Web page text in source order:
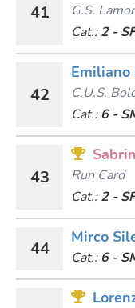
41
G.s.
Cat.: 2 -
42
C.u.s.
Cat.: 6 -
43
Run Card
Cat.: 2 -
44
Mirco
Cat.: 6 -